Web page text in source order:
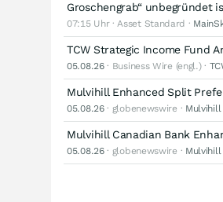
Groschengrab“ unbegründet
07:15 Uhr · Asset Standard ·
TCW Strategic Income Fund
05.08.26· Business Wire (engl.) ·
Mulvihill Enhanced Split
05.08.26· globenewswire ·
Mulvihill Canadian Bank
05.08.26· globenewswire · Mulvihill